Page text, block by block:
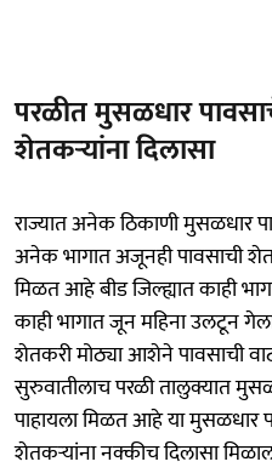
परळीत मुसळधार
शेतकऱ्यांना दिलासा
राज्यात अनेक ठिकाणी मुसळधार
अनेक भागात अजूनही पावसाची
मिळत आहे बीड जिल्ह्यात काही
काही भागात जून महिना उलटून
शेतकरी मोठ्या आशेने पावसाची वाट
सुरुवातीलाच परळी तालुक्यात
पाहायला मिळत आहे या मुसळधार
शेतकऱ्यांना नक्कीच दिलासा